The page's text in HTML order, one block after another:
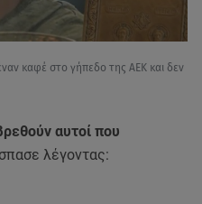
καφέ στο γήπεδο της ΑΕΚ και δεν
αυτοί που
λέγοντας: